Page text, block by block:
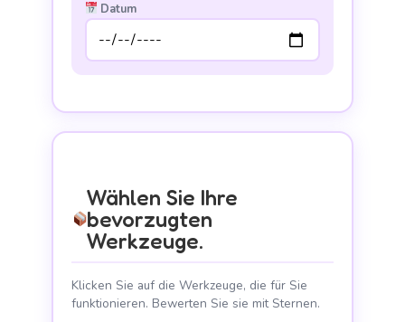
Datum
Wählen Sie Ihre
bevorzugten
Werkzeuge.
Klicken Sie auf die Werkzeuge, die für Sie
funktionieren. Bewerten Sie sie mit Sternen.